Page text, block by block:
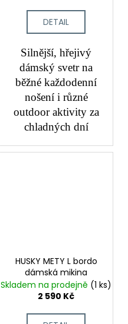
DETAIL
Silnější, hřejivý
dámský svetr na
běžné každodenní
nošení i různé
outdoor aktivity za
chladných dní
HUSKY METY L bordo
dámská mikina
Skladem na prodejně (1 ks)
2 590 Kč